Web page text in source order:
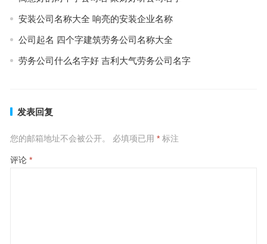
安装公司名称大全 响亮的安装企业名称
公司起名 四个字建筑劳务公司名称大全
劳务公司什么名字好 吉利大气劳务公司名字
发表回复
您的邮箱地址不会被公开。 必填项已用 *标注
评论 *